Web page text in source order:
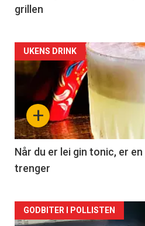
grillen
Forsiden
akkurat
nå
-
2
+
UKENS DRINK
Når du er lei gin tonic, er
trenger
Forsiden
GODBITER I POLLISTEN